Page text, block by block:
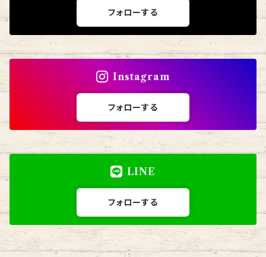
フォローする
Instagram
フォローする
LINE
フォローする